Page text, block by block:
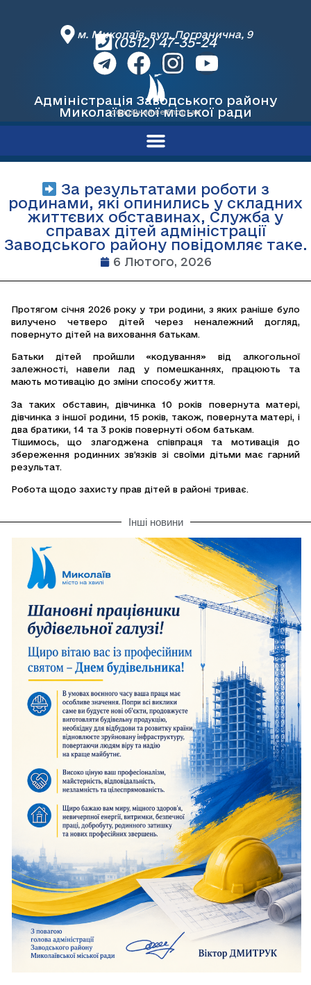
м. Миколаїв, вул. Погранична, 9
(0512) 47-35-24
Адміністрація Заводського району
Миколаївської міської ради
офіційний вебпортал
За результатами роботи з
родинами, які опинились у складних
життєвих обставинах, Служба у
справах дітей адміністрації
Заводського району повідомляє таке.
6 Лютого, 2026
Протягом січня 2026 року у три родини, з яких раніше було
вилучено четверо дітей через неналежний догляд,
повернуто дітей на виховання батькам.
Батьки дітей пройшли «кодування» від алкогольної
залежності, навели лад у помешканнях, працюють та
мають мотивацію до зміни способу життя.
За таких обставин, дівчинка 10 років повернута матері,
дівчинка з іншої родини, 15 років, також, повернута матері, і
два братики, 14 та 3 років повернуті обом батькам.
Тішимось, що злагоджена співпраця та мотивація до
збереження родинних зв’язків зі своїми дітьми має гарний
результат.
Робота щодо захисту прав дітей в районі триває.
Інші новини